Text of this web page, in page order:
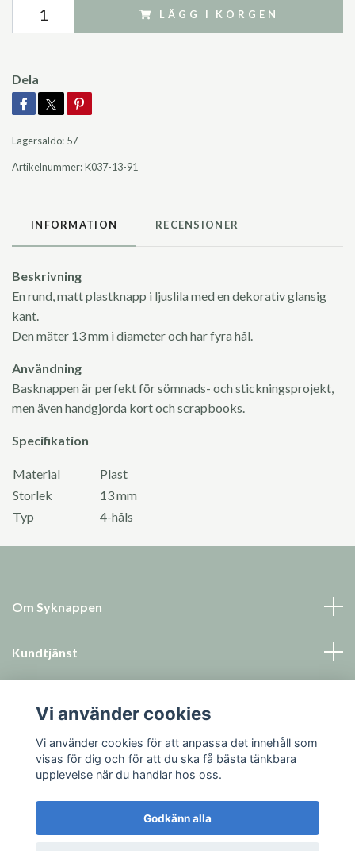
LÄGG I KORGEN
Dela
Lagersaldo: 57
Artikelnummer:K037-13-91
INFORMATION RECENSIONER
Beskrivning
En rund, matt plastknapp i ljuslila med en dekorativ glansig
kant.
Den mäter 13 mm i diameter och har fyra hål.
Användning
Basknappen är perfekt för sömnads- och stickningsprojekt,
men även handgjorda kort och scrapbooks.
Specifikation
Material
Plast
Storlek
13 mm
Typ
4-håls
Om Syknappen
Kundtjänst
Sociala medier
Vi använder cookies
Vi använder cookies för att anpassa det innehåll som
visas för dig och för att du ska få bästa tänkbara
upplevelse när du handlar hos oss.
Godkänn alla